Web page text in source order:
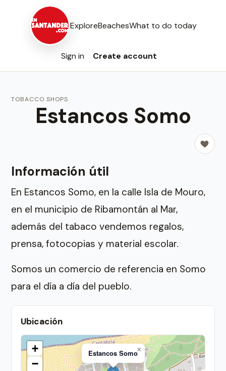
ExploreBeachesWhat to do today
Sign in Create account
TOBACCO SHOPS
Estancos Somo
Información útil
En Estancos Somo, en la calle Isla de Mouro,
en el municipio de Ribamontán al Mar,
además del tabaco vendemos regalos,
prensa, fotocopias y material escolar.
Somos un comercio de referencia en Somo
para el día a día del pueblo.
Ubicación
Estancos Somo×
+
−